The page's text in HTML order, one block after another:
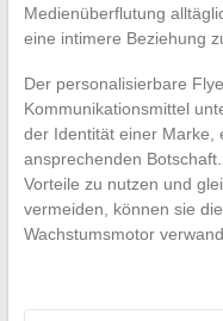
Medienüberflutung
eine intimere Beziehung
Der personalisierbare
Kommunikationsmittel
der Identität einer Marke,
ansprechenden
Vorteile zu nutzen und
vermeiden, können sie
Wachstumsmotor